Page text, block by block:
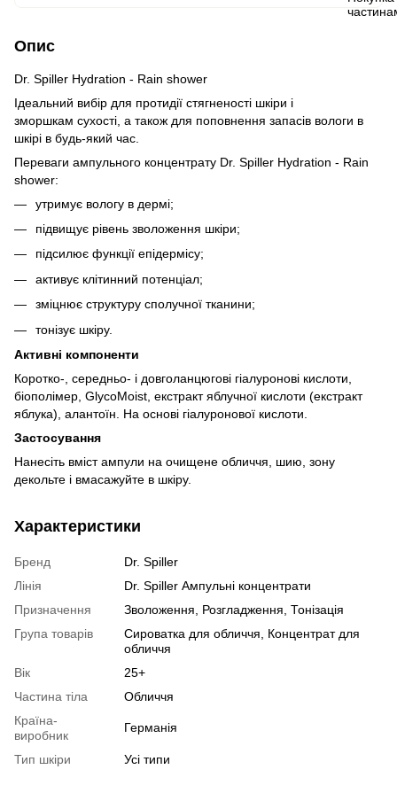
Опис
Dr. Spiller Hydration - Rain shower
Ідеальний вибір для протидії стягненості шкіри і
зморшкам сухості, а також для поповнення запасів вологи в
шкірі в будь-який час.
Переваги ампульного концентрату Dr. Spiller Hydration - Rain
shower:
утримує вологу в дермі;
підвищує рівень зволоження шкіри;
підсилює функції епідермісу;
активує клітинний потенціал;
зміцнює структуру сполучної тканини;
тонізує шкіру.
Активні компоненти
Коротко-, середньо- і довголанцюгові гіалуронові кислоти,
біополімер, GlycoMoist, екстракт яблучної кислоти (екстракт
яблука), алантоїн. На основі гіалуронової кислоти.
Застосування
Нанесіть вміст ампули на очищене обличчя, шию, зону
декольте і вмасажуйте в шкіру.
Характеристики
Бренд
Dr. Spiller
Лінія
Dr. Spiller Ампульні концентрати
Призначення
Зволоження, Розгладження, Тонізація
Група товарів
Сироватка для обличчя, Концентрат для
обличчя
Вік
25+
Частина тіла
Обличчя
Країна-
виробник
Германія
Тип шкіри Усі типи